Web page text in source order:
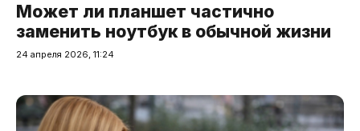
Может ли планшет частично
заменить ноутбук в обычной жизни
24 апреля 2026, 11:24